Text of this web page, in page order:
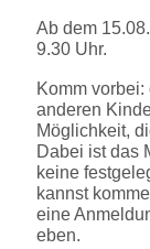
Ab dem
9.30 Uhr.
Komm
anderen
Möglichkeit,
Dabei ist das
keine
kannst
eine
eben.